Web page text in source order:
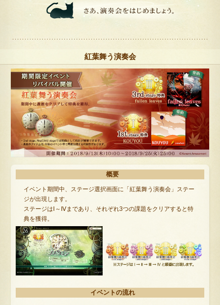
紅葉舞う演奏会
概要
イベント期間中、ステージ選択画面に「紅葉舞う演奏会」ステー
ジが出現します。
ステージはⅠ～Ⅳまであり、それぞれ3つの課題をクリアすると特
典を獲得。
イベントの流れ